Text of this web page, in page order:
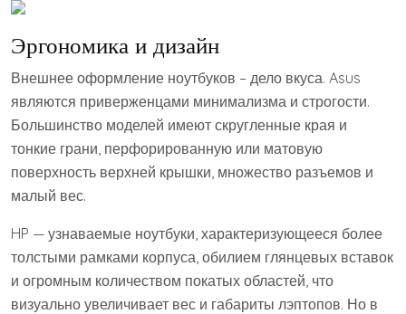
Эргономика и дизайн
Внешнее оформление ноутбуков – дело вкуса. Asus
являются приверженцами минимализма и строгости.
Большинство моделей имеют скругленные края и
тонкие грани, перфорированную или матовую
поверхность верхней крышки, множество разъемов и
малый вес.
HP — узнаваемые ноутбуки, характеризующееся более
толстыми рамками корпуса, обилием глянцевых вставок
и огромным количеством покатых областей, что
визуально увеличивает вес и габариты лэптопов. Но в